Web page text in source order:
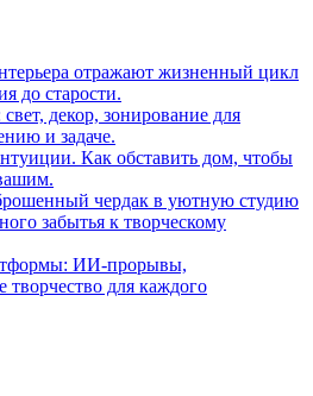
отражают жизненный цикл
до старости.
декор, зонирование для
и задаче.
Как обставить дом, чтобы
чердак в уютную студию
забытья к творческому
ИИ-прорывы,
для каждого